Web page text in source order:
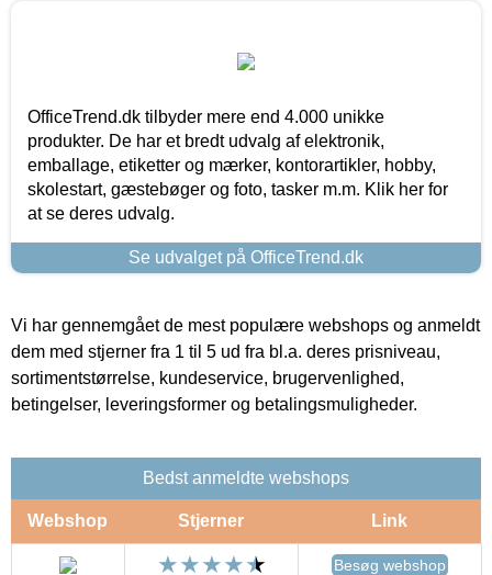
OfficeTrend.dk tilbyder mere end 4.000 unikke
produkter. De har et bredt udvalg af elektronik,
emballage, etiketter og mærker, kontorartikler, hobby,
skolestart, gæstebøger og foto, tasker m.m. Klik her for
at se deres udvalg.
Se udvalget på OfficeTrend.dk
Vi har gennemgået de mest populære webshops og anmeldt
dem med stjerner fra 1 til 5 ud fra bl.a. deres prisniveau,
sortimentstørrelse, kundeservice, brugervenlighed,
betingelser, leveringsformer og betalingsmuligheder.
Bedst anmeldte webshops
Webshop Stjerner Link
Besøg webshop